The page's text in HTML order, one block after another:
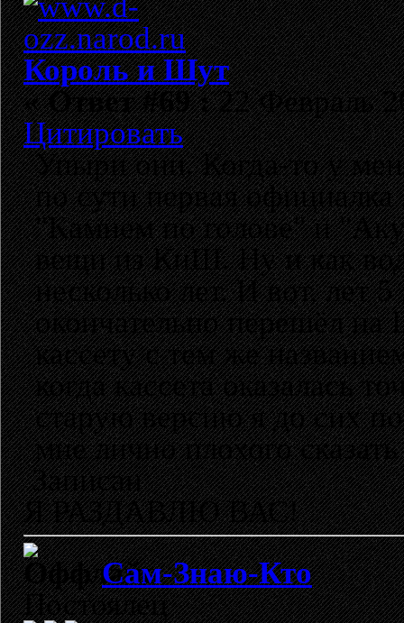
Король и Шут
«Ответ #69 :22 Февраль
Цитировать
Упыри они. Когда-то у
по сути первая
"Камнем по голове" и
вещи из КиШ. Ну и как
несколько лет. И вот, лет
окончательно перешёл
кассету с тем же
когда кассета оказалась
старую версию я до сих
мне лично плохого
Записан
Я РАЗДАВЛЮ ВАС!
Сам-Знаю-Кто
Постоялец